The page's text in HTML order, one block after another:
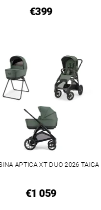
€399
APTICA XT DUO 2026 TAIGA
€1 059